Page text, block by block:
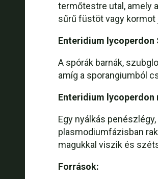
termőtestre utal, amely
sűrű füstöt vagy
Enteridium lycoperdon
A spórák barnák,
amíg a sporangiumból
Enteridium
Egy nyálkás
plasmodiumfázisban
magukkal viszik és
Források: